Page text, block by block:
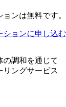
ンは無料です。
ションに申し込む
の調和を通じて
リングサービス